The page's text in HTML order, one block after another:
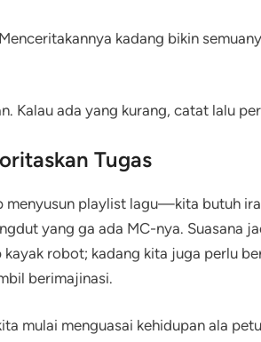
kadang bikin
Kalau ada yang kurang, catat lalu
Tugas
menyusun playlist lagu—kita butuh
yang ga ada MC-nya. Suasana
robot; kadang kita juga perlu
berimajinasi.
mulai menguasai kehidupan ala